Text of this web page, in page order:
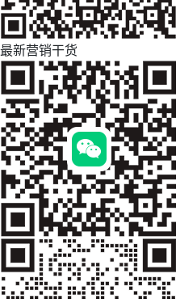
最新营销干货